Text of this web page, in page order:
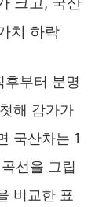
치 하락
후부터 분명
해 감가가
국산차는 1
선을 그립
비교한 표